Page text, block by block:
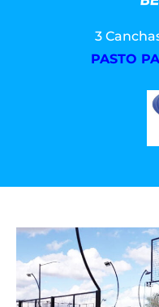
3
PASTO